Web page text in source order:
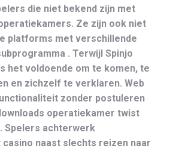
die niet bekend zijn met
Ze zijn ook niet
platforms met verschillende
. Terwijl Spinjo
het voldoende om te komen, te
en zichzelf te verklaren. Web
zonder postuleren
operatiekamer twist
Spelers achterwerk
naast slechts reizen naar